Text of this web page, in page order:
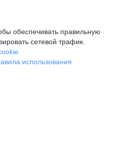
обеспечивать правильную
сетевой трафик.
использования